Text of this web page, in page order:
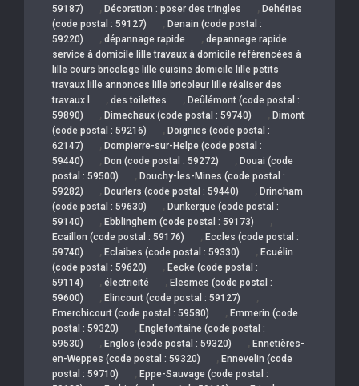
59187)
, Décoration : poser des tringles , Dehéries
(code postal : 59127)
, Denain (code postal :
59220)
, dépannage rapide , depannage rapide
service à domicile lille travaux à domicile référencées à
lille cours bricolage lille cuisine domicile lille petits
travaux lille annonces lille bricoleur lille réaliser des
travaux l
, des toilettes , Deûlémont (code postal :
59890)
, Dimechaux (code postal : 59740) , Dimont
(code postal : 59216)
, Doignies (code postal :
62147)
, Dompierre-sur-Helpe (code postal :
59440)
, Don (code postal : 59272) , Douai (code
postal : 59500)
, Douchy-les-Mines (code postal :
59282)
, Dourlers (code postal : 59440) , Drincham
(code postal : 59630)
, Dunkerque (code postal :
59140)
, Ebblinghem (code postal : 59173) ,
Ecaillon (code postal : 59176) , Eccles (code postal :
59740)
, Eclaibes (code postal : 59330) , Ecuélin
(code postal : 59620)
, Eecke (code postal :
59114)
, électricité , Elesmes (code postal :
59600)
, Elincourt (code postal : 59127) ,
Emerchicourt (code postal : 59580) , Emmerin (code
postal : 59320)
, Englefontaine (code postal :
59530)
, Englos (code postal : 59320) , Ennetières-
en-Weppes (code postal : 59320)
, Ennevelin (code
postal : 59710)
, Eppe-Sauvage (code postal :